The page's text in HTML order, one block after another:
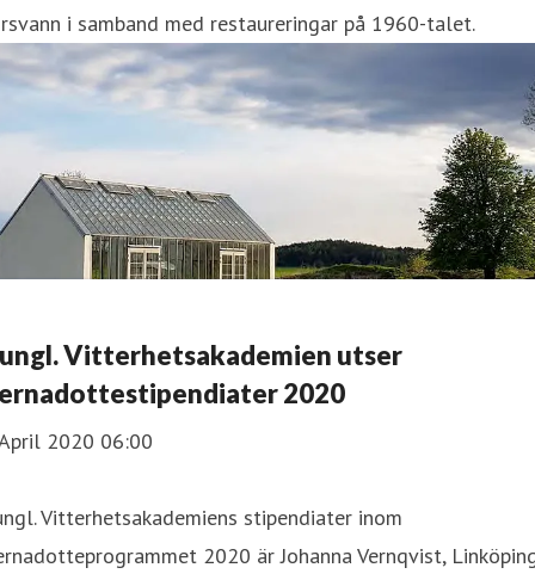
i samband med restaureringar på 1960-talet.
Vitterhetsakademien utser
2020
2020 06:00
Vitterhetsakademiens stipendiater inom
2020 är Johanna Vernqvist,